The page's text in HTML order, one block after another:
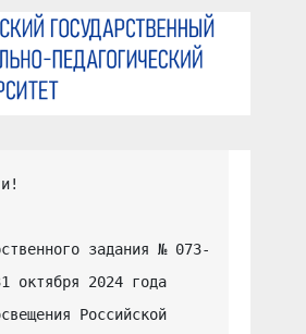
задания № 073-
октября 2024 года
Российской